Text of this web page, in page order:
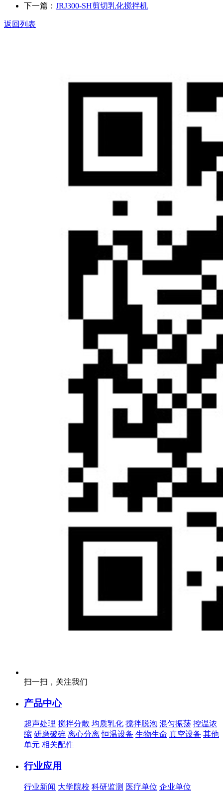
下一篇： JRJ300-SH剪切乳化搅拌机
返回列表
扫一扫，关注我们
产品中心
超声处理 搅拌分散 均质乳化 搅拌脱泡 混匀振荡 控温浓
缩 研磨破碎 离心分离 恒温设备 生物生命 真空设备 其他
单元 相关配件
行业应用
行业新闻 大学院校 科研监测 医疗单位 企业单位